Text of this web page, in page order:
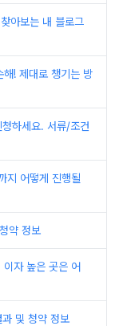
아보는 내 블로그
해! 제대로 챙기는 방
하세요. 서류/조건
지 어떻게 진행될
약 정보
자 높은 곳은 어
및 청약 정보